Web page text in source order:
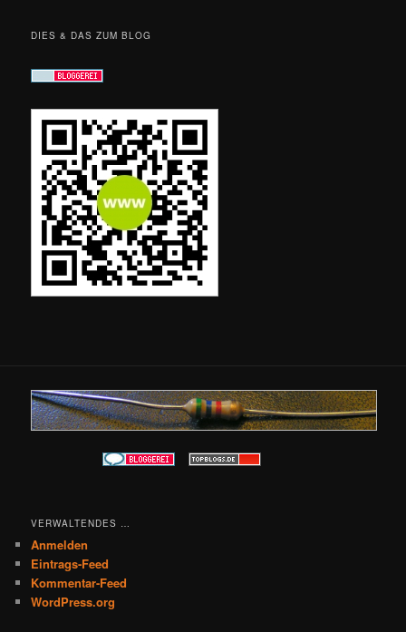
DIES & DAS ZUM BLOG
VERWALTENDES …
Anmelden
Eintrags-Feed
Kommentar-Feed
WordPress.org